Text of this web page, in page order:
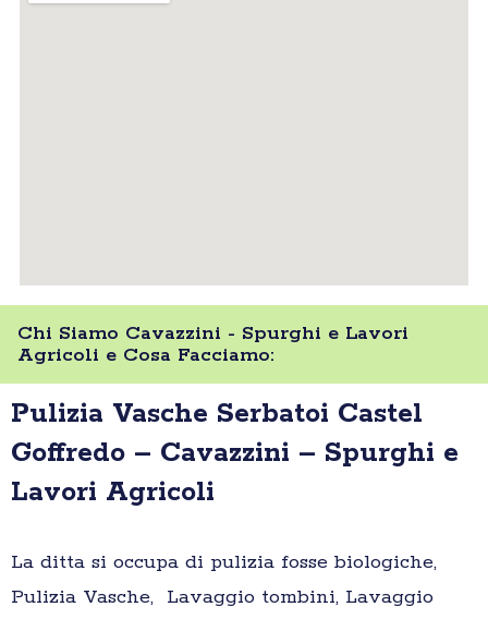
Chi Siamo Cavazzini - Spurghi e Lavori
Agricoli e Cosa Facciamo:
Pulizia Vasche Serbatoi Castel
Goffredo – Cavazzini – Spurghi e
Lavori Agricoli
La ditta si occupa di pulizia fosse biologiche,
Pulizia Vasche, Lavaggio tombini, Lavaggio